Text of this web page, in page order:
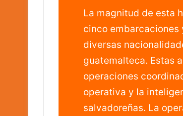
La magnitud de esta
cinco embarcaciones
diversas
guatemalteca. Estas
operaciones
operativa y la
salvadoreñas. La